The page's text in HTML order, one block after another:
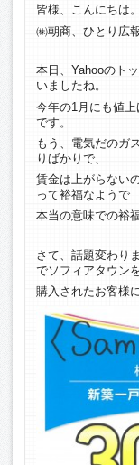
皆様、こんにちは。
㈱朝商、ひとり広
本日、Yahooのト
いましたね。
今年の1月にも値
です。
もう、電気だのガ
りばかりで、
賃金は上がらない
って裕福なようで
本当の意味での裕
さて、話題変わり
でソフィアタウン
購入されたお客様